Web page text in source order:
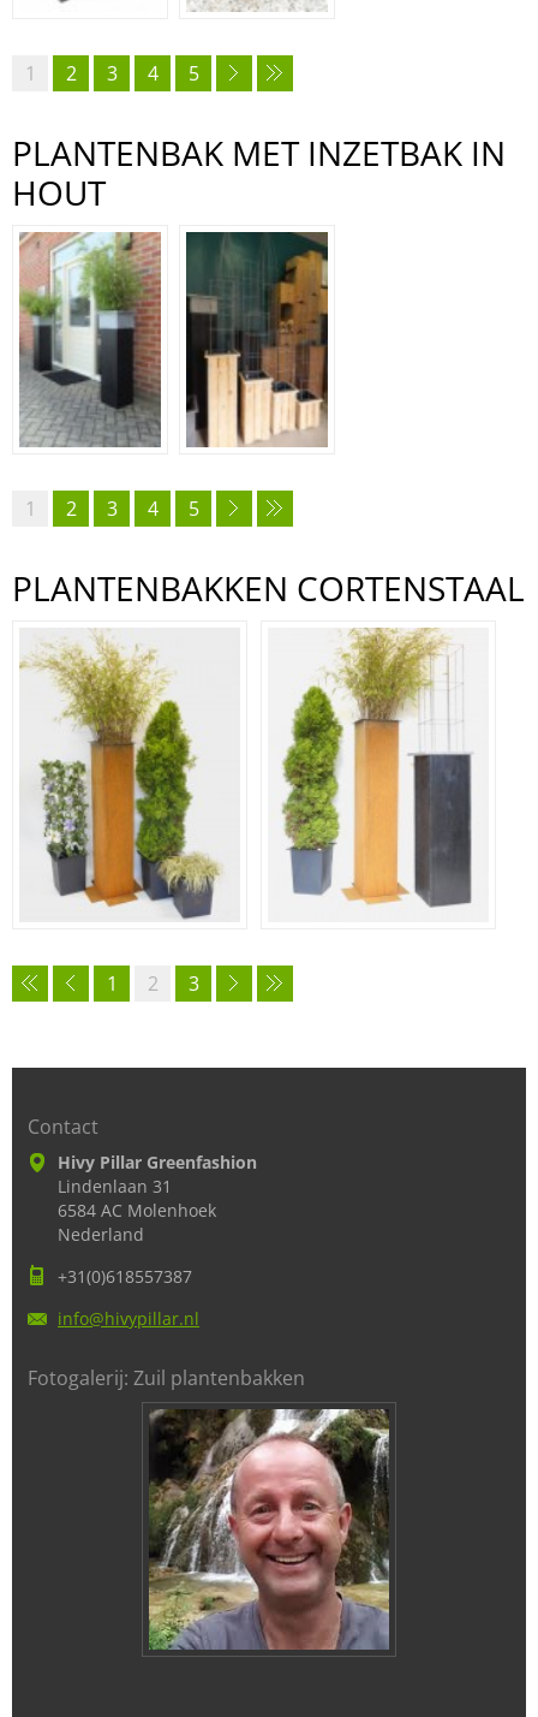
1 2 3 4 5
PLANTENBAK MET INZETBAK IN
HOUT
1 2 3 4 5
PLANTENBAKKEN CORTENSTAAL
1 2 3
Contact
Hivy Pillar Greenfashion
Lindenlaan 31
6584 AC Molenhoek
Nederland
+31(0)618557387
info@hivypillar.nl
Fotogalerij: Zuil plantenbakken